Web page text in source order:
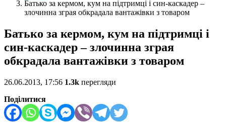
Батько за кермом, кум на підтримці і син-каскадер –
злочинна зграя обкрадала вантажівки з товаром
Батько за кермом, кум на підтримці і
син-каскадер – злочинна зграя
обкрадала вантажівки з товаром
26.06.2013, 17:56 1.3k перегляди
Поділитися